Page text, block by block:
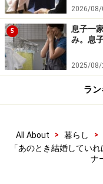
きなかったのではな
「高齢引きこ
「若いときみたいに
いんですよ。平日
い。好きという気
自分の感情がスト
2026/08/
5
息子一
み。息
2025/08/
ラ
All About > 暮らし >
「あのとき結婚してい
ナ